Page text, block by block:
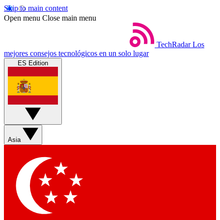
Skip to main content
Open menu Close main menu
TechRadar Los
mejores consejos tecnológicos en un solo lugar
ES Edition
Asia